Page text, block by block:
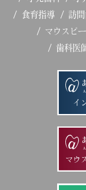
食育指導
訪
マウスピ
歯科医
イ
マウ